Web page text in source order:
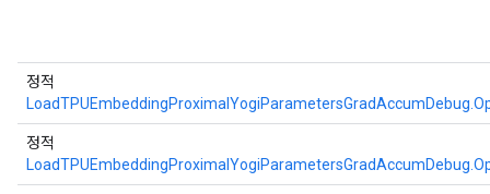
정적
정적